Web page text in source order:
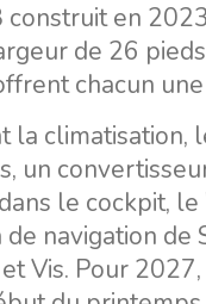
en
de 26
chacun
climatisation,
un
le cockpit,
navigation
Vis. Pour